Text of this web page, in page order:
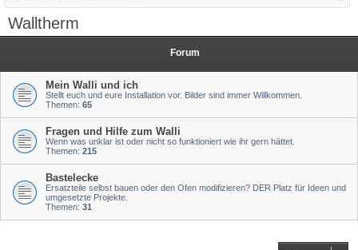
Walltherm
Forum
Mein Walli und ich
Stellt euch und eure Installation vor. Bilder sind immer Willkommen.
Themen: 65
Fragen und Hilfe zum Walli
Wenn was unklar ist oder nicht so funktioniert wie ihr gern hättet.
Themen: 215
Bastelecke
Ersatzteile selbst bauen oder den Ofen modifizieren? DER Platz für Ideen und
umgesetzte Projekte.
Themen: 31